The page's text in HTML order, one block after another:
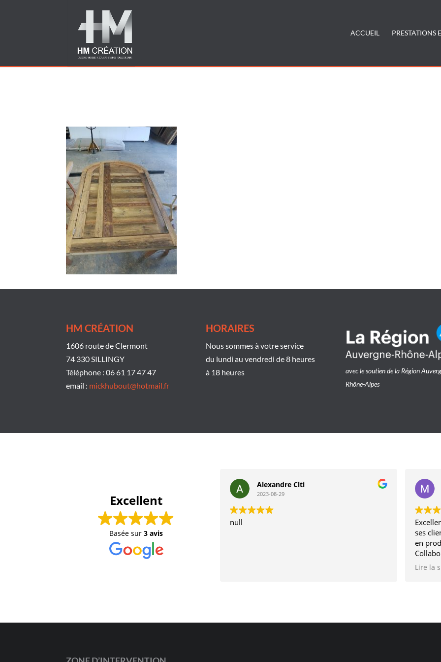
ACCUEIL PRESTATIONS
HM CRÉATION
1606 route de Clermont
74 330 SILLINGY
Téléphone : 06 61 17 47 47
email : mickhubout@hotmail.fr
HORAIRES
Nous sommes à votre service
du lundi au vendredi de 8 heures
à 18 heures
avec le soutien de la Région
Rhône-Alpes
Excellent
Basée sur3 avis
Alexandre Clti
2023-08-29
null
ses
en
depuis
Lire la